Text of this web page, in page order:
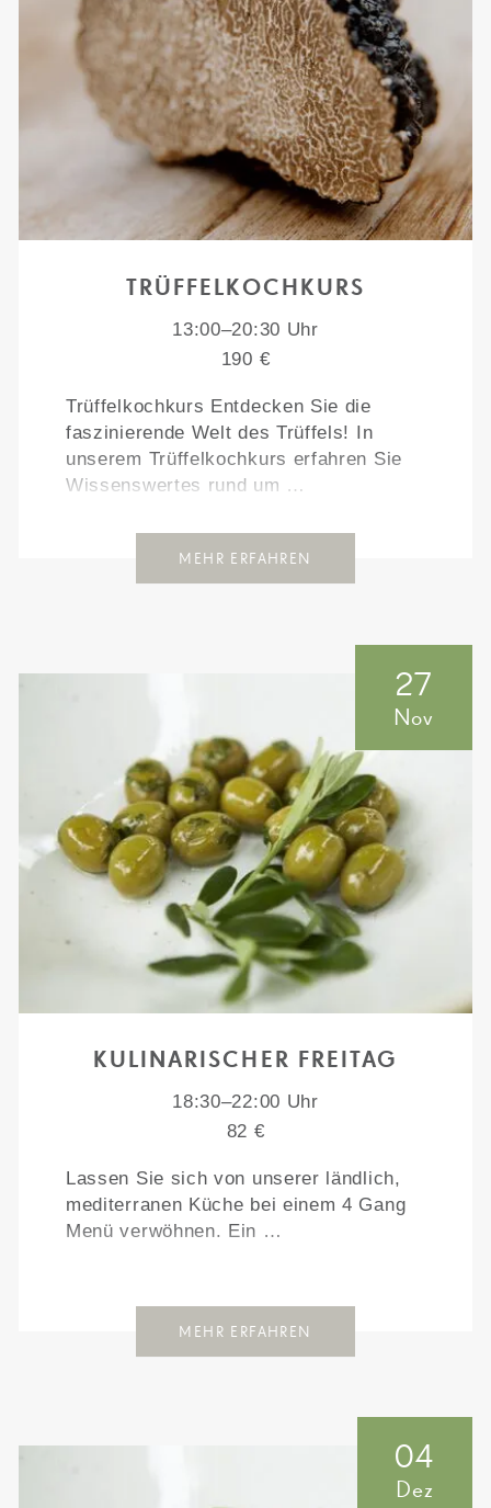
TRÜFFELKOCHKURS
13:00–20:30 Uhr
190 €
Trüffelkochkurs Entdecken Sie die
faszinierende Welt des Trüffels! In
unserem Trüffelkochkurs erfahren Sie
Wissenswertes rund um …
MEHR ERFAHREN
27
Nov
KULINARISCHER FREITAG
18:30–22:00 Uhr
82 €
Lassen Sie sich von unserer ländlich,
mediterranen Küche bei einem 4 Gang
Menü verwöhnen. Ein …
MEHR ERFAHREN
04
Dez